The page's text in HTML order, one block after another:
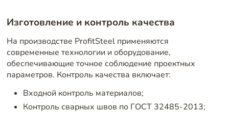
Изготовление и контроль качества
На производстве ProfitSteel применяются
современные технологии и оборудование,
обеспечивающие точное соблюдение проектных
параметров. Контроль качества включает:
Входной контроль материалов;
Контроль сварных швов по ГОСТ 32485-2013;